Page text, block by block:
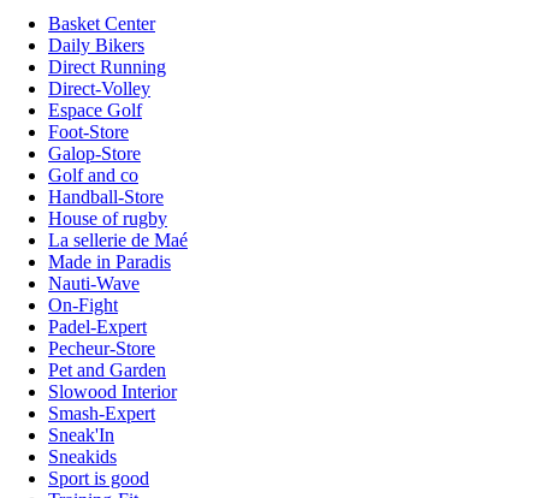
Basket Center
Daily Bikers
Direct Running
Direct-Volley
Espace Golf
Foot-Store
Galop-Store
Golf and co
Handball-Store
House of rugby
La sellerie de Maé
Made in Paradis
Nauti-Wave
On-Fight
Padel-Expert
Pecheur-Store
Pet and Garden
Slowood Interior
Smash-Expert
Sneak'In
Sneakids
Sport is good